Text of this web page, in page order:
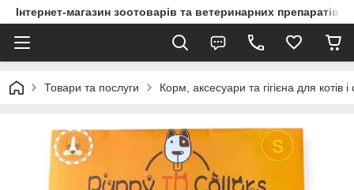
Інтернет-магазин зоотоварів та ветеринарних препаратів
Товари та послуги Корм, аксесуари та гігієна для котів і